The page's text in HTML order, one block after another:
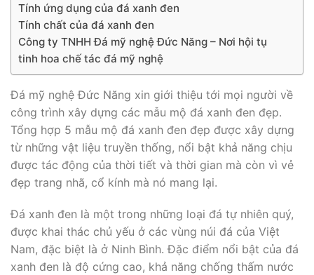
Tính ứng dụng của đá xanh đen
Tính chất của đá xanh đen
Công ty TNHH Đá mỹ nghệ Đức Năng – Nơi hội tụ
tinh hoa chế tác đá mỹ nghệ
Đá mỹ nghệ Đức Năng xin giới thiệu tới mọi người về
công trình xây dựng các mẫu mộ đá xanh đen đẹp.
Tổng hợp 5 mẫu mộ đá xanh đen đẹp được xây dựng
từ những vật liệu truyền thống, nổi bật khả năng chịu
được tác động của thời tiết và thời gian mà còn vì vẻ
đẹp trang nhã, cổ kính mà nó mang lại.
Đá xanh đen là một trong những loại đá tự nhiên quý,
được khai thác chủ yếu ở các vùng núi đá của Việt
Nam, đặc biệt là ở Ninh Bình. Đặc điểm nổi bật của đá
xanh đen là độ cứng cao, khả năng chống thấm nước